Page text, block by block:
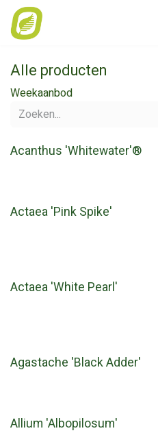
Overslaan naar inhoud
Alle producten
Weekaanbod
Acanthus 'Whitewater'®
Actaea 'Pink Spike'
Actaea 'White Pearl'
Agastache 'Black Adder'
Allium 'Albopilosum'